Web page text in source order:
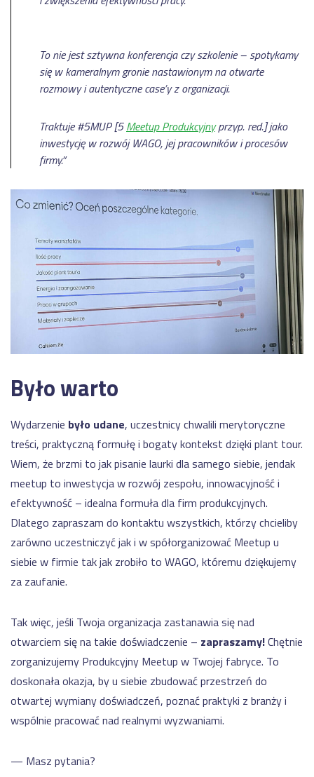
To nie jest sztywna konferencja czy szkolenie – spotykamy
się w kameralnym gronie nastawionym na otwarte
rozmowy i autentyczne case’y z organizacji.
Traktuje #5MUP [5Meetup Produkcyjnyprzyp. red.] jako
inwestycję w rozwój WAGO, jej pracowników i procesów
firmy.”
Było warto
Wydarzenie było udane, uczestnicy chwalili merytoryczne
treści, praktyczną formułę i bogaty kontekst dzięki plant tour.
Wiem, że brzmi to jak pisanie laurki dla samego siebie, jendak
meetup to inwestycja w rozwój zespołu, innowacyjność i
efektywność – idealna formuła dla firm produkcyjnych.
Dlatego zapraszam do kontaktu wszystkich, którzy chcieliby
zarówno uczestniczyć jak i w spółorganizować Meetup u
siebie w firmie tak jak zrobiło to WAGO, któremu dziękujemy
za zaufanie.
Tak więc, jeśli Twoja organizacja zastanawia się nad
otwarciem się na takie doświadczenie – zapraszamy!Chętnie
zorganizujemy Produkcyjny Meetup w Twojej fabryce. To
doskonała okazja, by u siebie zbudować przestrzeń do
otwartej wymiany doświadczeń, poznać praktyki z branży i
wspólnie pracować nad realnymi wyzwaniami.
— Masz pytania?